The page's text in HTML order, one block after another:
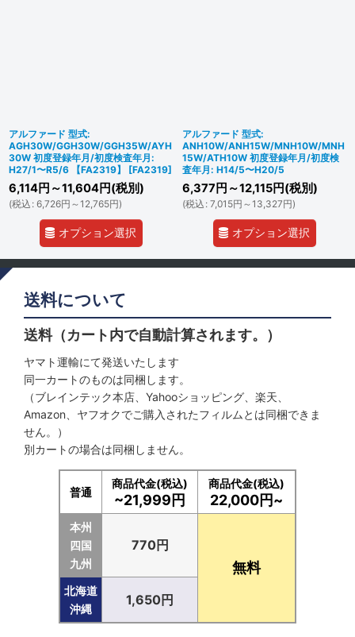
アルファード 型式:
AGH30W/GGH30W/GGH35W/AYH
30W 初度登録年月/初度検査年月:
H27/1〜R5/6 【FA2319】
[FA2319]
6,114円 ～11,604円(税別)
(税込 : 6,726円 ～12,765円)
オプション選択
アルファード 型式:
ANH10W/ANH15W/MNH10W/MNH
15W/ATH10W 初度登録年月/初度検
査年月: H14/5〜H20/5
6,377 円 ～12,115円(税別)
(税込 : 7,015円 ～13,327円)
オプション選択
送料について
送料（カート内で自動計算されます。）
ヤマト運輸にて発送いたします
同一カートのものは同梱します。
（ブレインテック本店、Yahooショッピング、楽天、
Amazon、ヤフオクでご購入されたフィルムとは同梱できま
せん。）
別カートの場合は同梱しません。
普通
商品代金(税込)
~21,999円
商品代金(税込)
22,000円~
本州
四国
九州
770円
無料
北海道
沖縄
1,650円